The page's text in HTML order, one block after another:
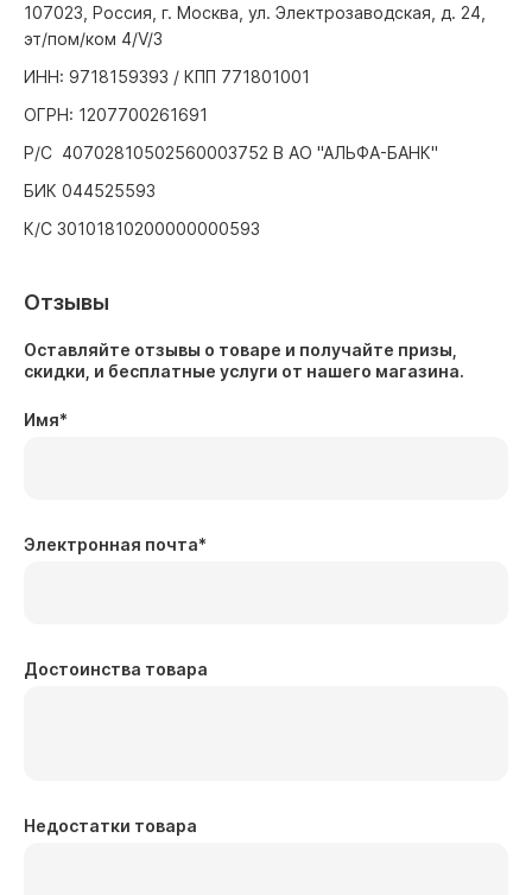
107023, Россия, г. Москва, ул. Электрозаводская, д. 24,
эт/пом/ком 4/V/3
ИНН: 9718159393 / КПП 771801001
ОГРН: 1207700261691
Р/С 40702810502560003752 В АО "АЛЬФА-БАНК"
БИК 044525593
К/С 30101810200000000593
Отзывы
Оставляйте отзывы о товаре и получайте призы,
скидки, и бесплатные услуги от нашего магазина.
Имя*
Электронная почта*
Достоинства товара
Недостатки товара